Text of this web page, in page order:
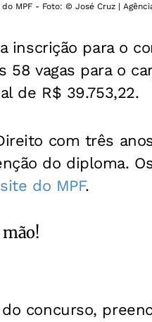
MPF - Foto: © José Cruz |
inscrição para o
58 vagas para o
de R$ 39.753,22.
com três
do diploma.
site do MPF.
concurso,